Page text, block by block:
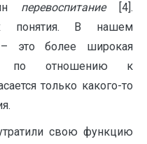
перевоспитание[4].
понятия. В нашем
– это более широкая
по отношению к
только какого-то
свою функцию